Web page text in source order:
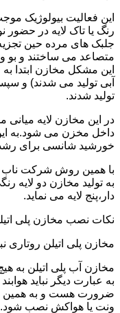
این فعالیت بیولوژیک
رنگ یا تاک لایه در حضور
جلبک های مرده حین
متصاعد می ساختند و بو
این مشکل مخازن ابتدا
آبی تولید می شدند) و
تولید شدند.
در این مخازن لایه
داخل مخزن می شود.به
خورشید شانسی برای رشد
با همین روش شرکت ناب
به تولید مخازن دو لایه
دار،پنج لایه می نماید.
نکات نصب مخازن پلی
مخازن پلی اتیلن روتاری
مخازن آب پلی اتیلن به
به عبارت دیگر نباید
ضرورت هست و به همین
ونت یا هواکش نصب شود.